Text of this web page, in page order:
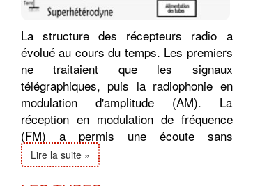
La structure des récepteurs radio a
évolué au cours du temps. Les premiers
ne traitaient que les signaux
télégraphiques, puis la radiophonie en
modulation d'amplitude (AM). La
réception en modulation de fréquence
(FM) a permis une écoute sans
parasites et ...
Lire la suite »